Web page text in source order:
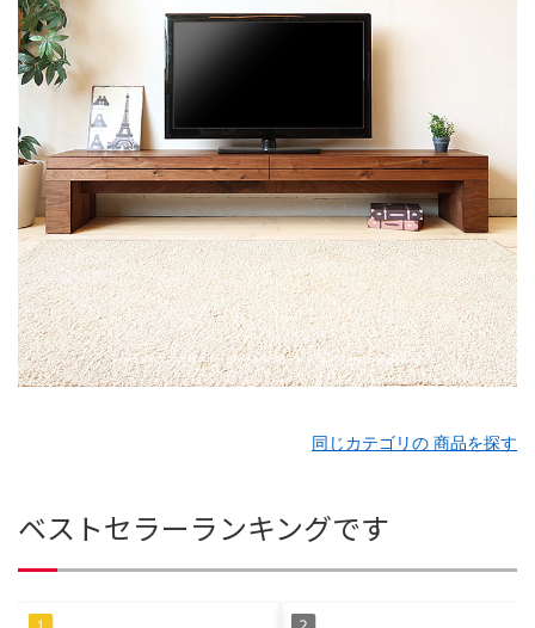
同じカテゴリの 商品を探す
ベストセラーランキングです